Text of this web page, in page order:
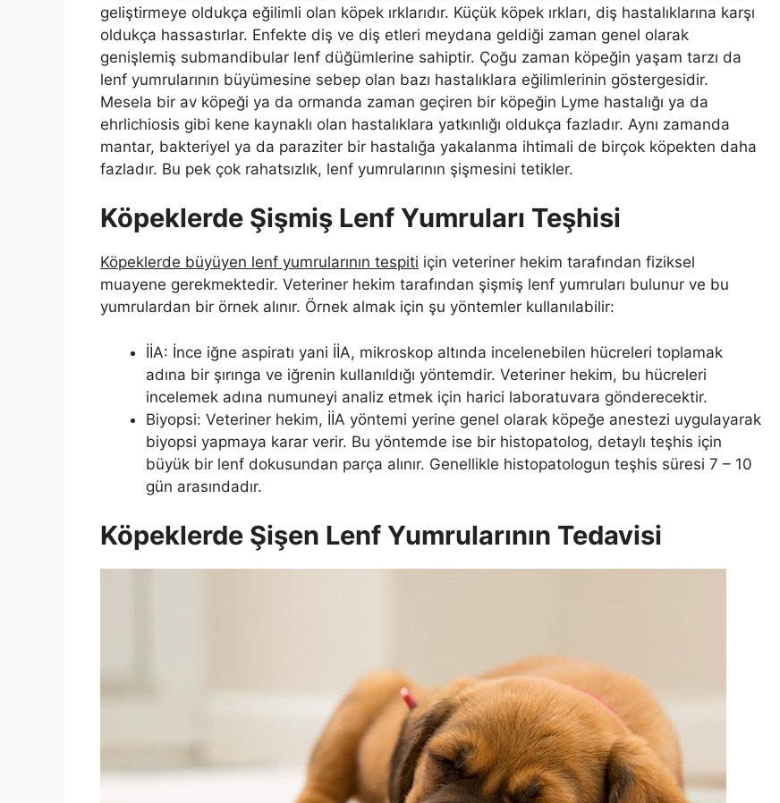
geliştirmeye oldukça eğilimli olan köpek ırklarıdır. Küçük köpek ırkları, diş hastalıklarına karşı
oldukça hassastırlar. Enfekte diş ve diş etleri meydana geldiği zaman genel olarak
genişlemiş submandibular lenf düğümlerine sahiptir. Çoğu zaman köpeğin yaşam tarzı da
lenf yumrularının büyümesine sebep olan bazı hastalıklara eğilimlerinin göstergesidir.
Mesela bir av köpeği ya da ormanda zaman geçiren bir köpeğin Lyme hastalığı ya da
ehrlichiosis gibi kene kaynaklı olan hastalıklara yatkınlığı oldukça fazladır. Aynı zamanda
mantar, bakteriyel ya da paraziter bir hastalığa yakalanma ihtimali de birçok köpekten daha
fazladır. Bu pek çok rahatsızlık, lenf yumrularının şişmesini tetikler.
Köpeklerde Şişmiş Lenf Yumruları Teşhisi
Köpeklerde büyüyen lenf yumrularının tespiti için veteriner hekim tarafından fiziksel
muayene gerekmektedir. Veteriner hekim tarafından şişmiş lenf yumruları bulunur ve bu
yumrulardan bir örnek alınır. Örnek almak için şu yöntemler kullanılabilir:
İİA: İnce iğne aspiratı yani İİA, mikroskop altında incelenebilen hücreleri toplamak
adına bir şırınga ve iğrenin kullanıldığı yöntemdir. Veteriner hekim, bu hücreleri
incelemek adına numuneyi analiz etmek için harici laboratuvara gönderecektir.
Biyopsi: Veteriner hekim, İİA yöntemi yerine genel olarak köpeğe anestezi uygulayarak
biyopsi yapmaya karar verir. Bu yöntemde ise bir histopatolog, detaylı teşhis için
büyük bir lenf dokusundan parça alınır. Genellikle histopatologun teşhis süresi 7 – 10
gün arasındadır.
Köpeklerde Şişen Lenf Yumrularının Tedavisi